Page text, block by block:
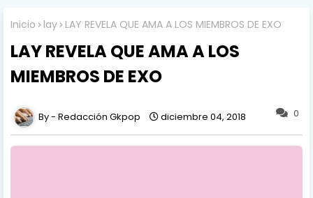
Inicio lay LAY REVELA QUE AMA A LOS MIEMBROS DE EXO
LAY REVELA QUE AMA A LOS
MIEMBROS DE EXO
0
Redacción Gkpop diciembre 04, 2018